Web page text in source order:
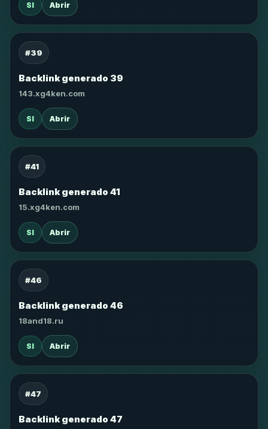
SI Abrir
#39
Backlink generado 39
143.xg4ken.com
SI Abrir
#41
Backlink generado 41
15.xg4ken.com
SI Abrir
#46
Backlink generado 46
18and18.ru
SI Abrir
#47
Backlink generado 47